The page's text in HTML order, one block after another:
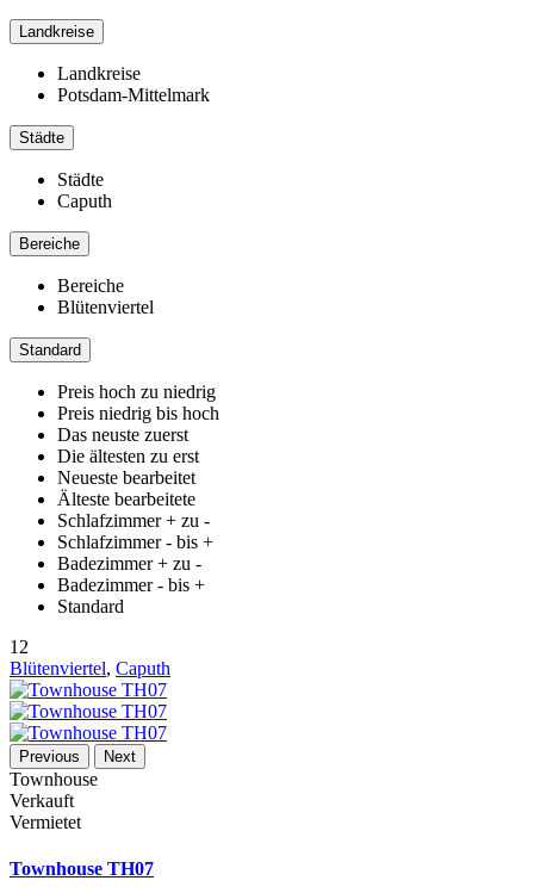
Landkreise
Landkreise
Potsdam-Mittelmark
Städte
Städte
Caputh
Bereiche
Bereiche
Blütenviertel
Standard
Preis hoch zu niedrig
Preis niedrig bis hoch
Das neuste zuerst
Die ältesten zu erst
Neueste bearbeitet
Älteste bearbeitete
Schlafzimmer + zu -
Schlafzimmer - bis +
Badezimmer + zu -
Badezimmer - bis +
Standard
12
Blütenviertel, Caputh
Previous Next
Townhouse
Verkauft
Vermietet
Townhouse TH07